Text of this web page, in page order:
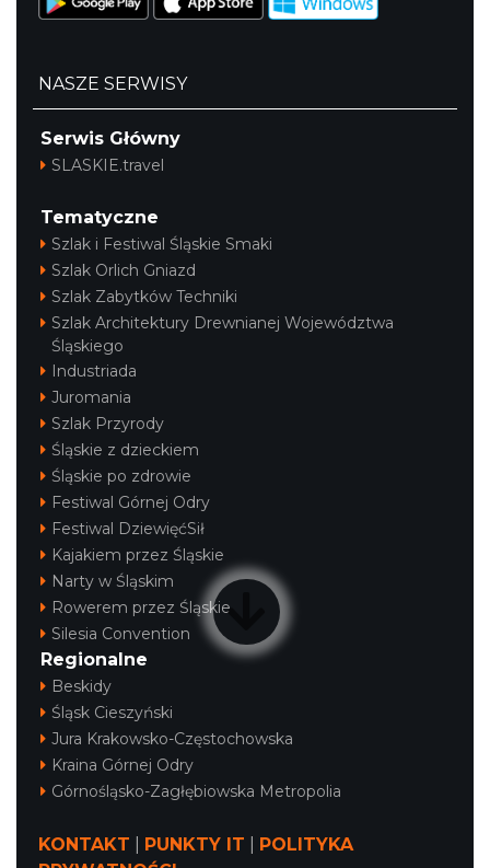
NASZE SERWISY
Serwis Główny
SLASKIE.travel
Tematyczne
Szlak i Festiwal Śląskie Smaki
Szlak Orlich Gniazd
Szlak Zabytków Techniki
Szlak Architektury Drewnianej Województwa
Śląskiego
Industriada
Juromania
Szlak Przyrody
Śląskie z dzieckiem
Śląskie po zdrowie
Festiwal Górnej Odry
Festiwal DziewięćSił
Kajakiem przez Śląskie
Narty w Śląskim
Rowerem przez Śląskie
Silesia Convention
Regionalne
Beskidy
Śląsk Cieszyński
Jura Krakowsko-Częstochowska
Kraina Górnej Odry
Górnośląsko-Zagłębiowska Metropolia
KONTAKT PUNKTY IT
POLITYKA